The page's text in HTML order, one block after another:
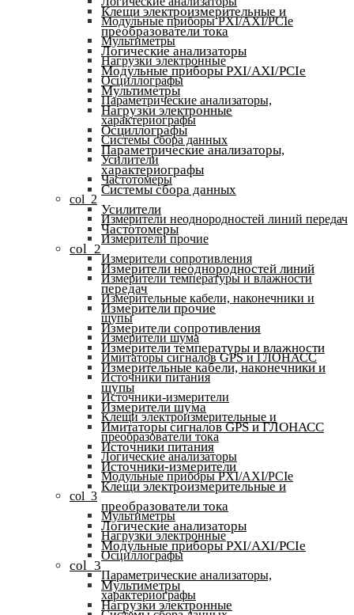
Модульные приборы PXI/AXI/PCIe
Мультиметры
Нагрузки электронные
Осциллографы
Параметрические анализаторы,
характериографы
Системы сбора данных
Усилители
Частотомеры
col_2
Измерители неоднородностей линий передач
Измерители прочие
Измерители сопротивления
Измерители температуры и влажности
Измерительные кабели, наконечники и
щупы
Измерители шума
Имитаторы сигналов GPS и ГЛОНАСС
Источники питания
Источники-измерители
Клещи электроизмерительные и
преобразователи тока
Логические анализаторы
Модульные приборы PXI/AXI/PCIe
col_3
Мультиметры
Нагрузки электронные
Осциллографы
Параметрические анализаторы,
характериографы
Клещи электроизмерительные и
преобразователи тока
Логические анализаторы
Модульные приборы PXI/AXI/PCIe
Мультиметры
Нагрузки электронные
Осциллографы
Параметрические анализаторы,
характериографы
Системы сбора данных
Усилители
Частотомеры
col_2
Измерители неоднородностей линий
передач
Измерители прочие
Измерители сопротивления
Измерители температуры и влажности
Измерительные кабели, наконечники и
щупы
Измерители шума
Имитаторы сигналов GPS и ГЛОНАСС
Источники питания
Источники-измерители
Клещи электроизмерительные и
преобразователи тока
Логические анализаторы
Модульные приборы PXI/AXI/PCIe
col_3
Мультиметры
Нагрузки электронные